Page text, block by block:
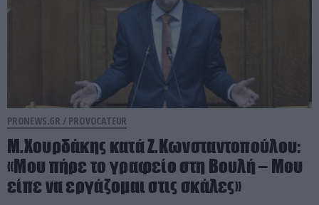
PRONEWS.GR / PROVOCATEUR
Μ.Χουρδάκης κατά Ζ.Κωνσταντοπούλου:
«Μου πήρε το γραφείο στη Βουλή – Μου
είπε να εργάζομαι στις σκάλες»